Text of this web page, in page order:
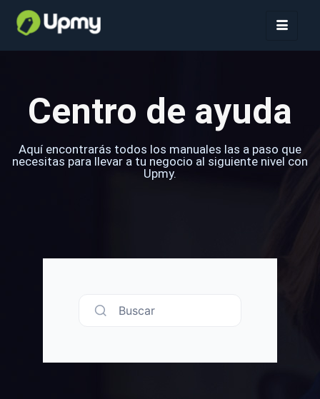
Centro de ayuda
Aquí encontrarás todos los manuales las a paso que
necesitas para llevar a tu negocio al siguiente nivel con
Upmy.
Buscar